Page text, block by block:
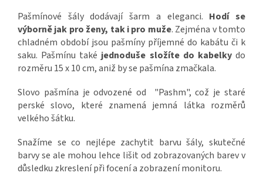
Pašmínové šály dodávají šarm a eleganci. Hodí se
výborně jak pro ženy, tak i pro muže. Zejména v tomto
chladném období jsou pašmíny příjemné do kabátu či k
saku. Pašmínu také jednoduše složíte do kabelkydo
rozměru 15 x 10 cm, aniž by se pašmína zmačkala.
Slovo pašmína je odvozené od "Pashm", což je staré
perské slovo, které znamená jemná látka rozměrů
velkého šátku.
Snažíme se co nejlépe zachytit barvu šály, skutečné
barvy se ale mohou lehce lišit od zobrazovaných barev v
důsledku zkreslení při focení a zobrazení monitoru.